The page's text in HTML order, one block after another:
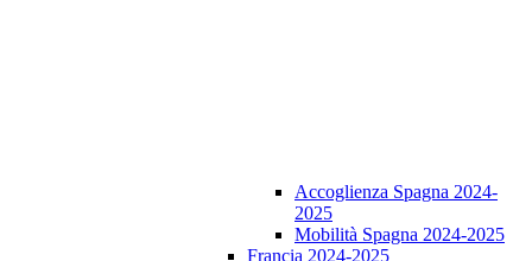
Accoglienza Spagna 2024-
2025
Mobilità Spagna 2024-2025
Francia 2024-2025